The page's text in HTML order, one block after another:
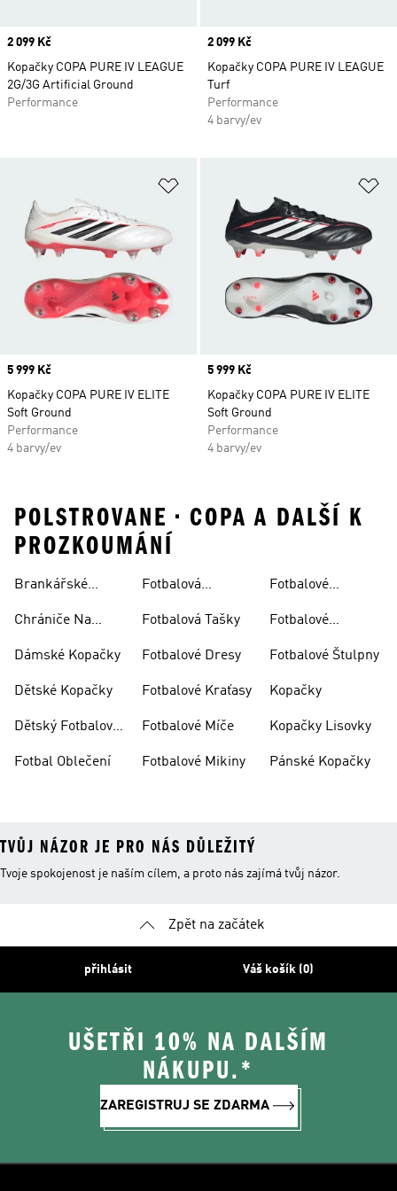
Price
2 099 Kč
Kopačky COPA PURE IV LEAGUE
2G/3G Artificial Ground
Performance
Price
2 099 Kč
Kopačky COPA PURE IV LEAGUE
Turf
Performance
4 barvy/ev
Price
5 999 Kč
Kopačky COPA PURE IV ELITE
Soft Ground
Performance
4 barvy/ev
Price
5 999 Kč
Kopačky COPA PURE IV ELITE
Soft Ground
Performance
4 barvy/ev
POLSTROVANE • COPA A DALŠÍ K
PROZKOUMÁNÍ
Brankářské
Chrániče Na
Dámské Kopačky
Dětské Kopačky
Dětský Fotbalový
Fotbal Oblečení
Fotbalová
Fotbalová Tašky
Fotbalové Dresy
Fotbalové Kraťasy
Fotbalové Míče
Fotbalové Mikiny
Fotbalové
Fotbalové
Fotbalové Štulpny
Kopačky
Kopačky Lisovky
Pánské Kopačky
TVŮJ NÁZOR JE PRO NÁS DŮLEŽITÝ
Tvoje spokojenost je naším cílem, a proto nás zajímá tvůj názor.
Zpět na začátek
přihlásit Váš košík (0)
UŠETŘI 10% NA DALŠÍM
NÁKUPU.*
ZAREGISTRUJ SE ZDARMA